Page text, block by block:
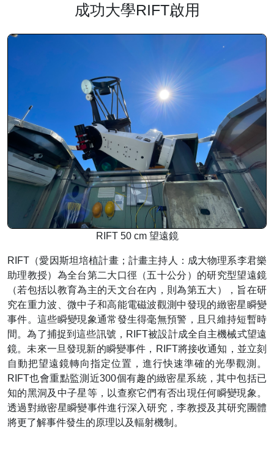
成功大學RIFT啟用
RIFT 50 cm 望遠鏡
RIFT（愛因斯坦培植計畫；計畫主持人：成大物理系李君樂
助理教授）為全台第二大口徑（五十公分）的研究型望遠鏡
（若包括以教育為主的天文台在內，則為第五大），旨在研
究在重力波、微中子和高能電磁波觀測中發現的緻密星瞬變
事件。這些瞬變現象通常發生得毫無預警，且只維持短暫時
間。為了捕捉到這些訊號，RIFT被設計成全自主機械式望遠
鏡。未來一旦發現新的瞬變事件，RIFT將接收通知，並立刻
自動把望遠鏡轉向指定位置，進行快速準確的光學觀測。
RIFT也會重點監測近300個有趣的緻密星系統，其中包括已
知的黑洞及中子星等，以查察它們有否出現任何瞬變現象。
透過對緻密星瞬變事件進行深入研究，李教授及其研究團體
將更了解事件發生的原理以及輻射機制。